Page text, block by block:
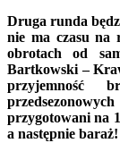
Druga runda
nie ma czasu na
obrotach od
Bartkowski –
przyjemność
przygotowani na
a następnie baraż!